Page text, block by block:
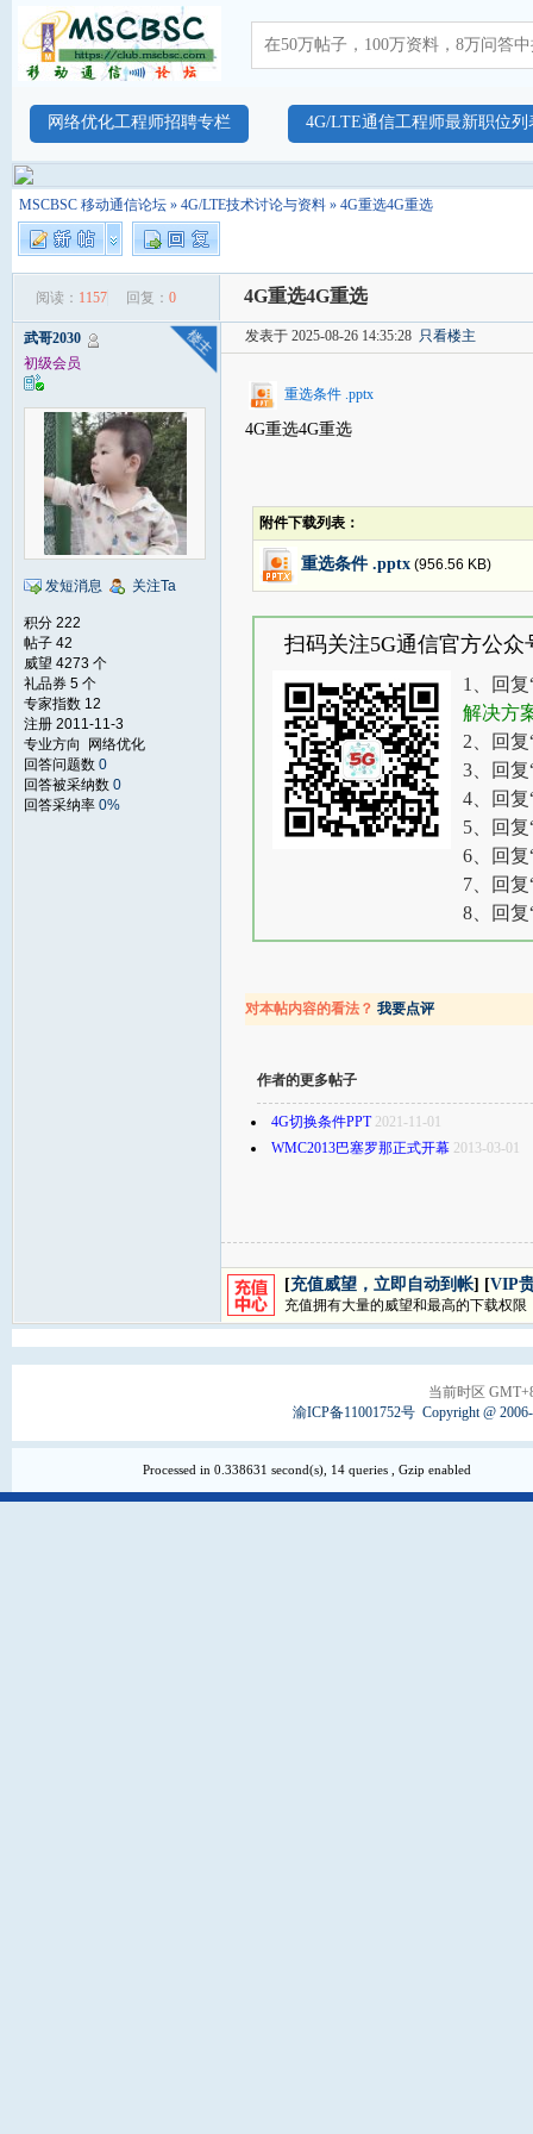
网络优化工程师招聘专栏 4G/LTE通信工程师最新职位列
MSCBSC 移动通信论坛 » 4G/LTE技术讨论与资料 » 4G重选4G重选
阅读： 1157 回复： 0 4G重选4G重选
武哥2030
初级会员
发短消息 关注Ta
积分 222
帖子 42
威望 4273 个
礼品券 5 个
专家指数 12
注册 2011-11-3
专业方向 网络优化
回答问题数 0
回答被采纳数 0
回答采纳率 0%
发表于 2025-08-26 14:35:28 只看楼主
重选条件 .pptx
4G重选4G重选
附件下载列表：
重选条件 .pptx (956.56 KB)
扫码关注5G通信官方公
1、回复
解决方
2、回复
3、回复
4、回复
5、回复
6、回复
7、回复
8、回复
对本帖内容的看法？ 我要点评
作者的更多帖子
4G切换条件PPT 2021-11-01
WMC2013巴塞罗那正式开幕 2013-03-01
[充值威望，立即自动到帐] [VIP
充值拥有大量的威望和最高的下载权限
当前时区
渝ICP备11001752号 Copyright @
Processed in 0.338631 second(s), 14 queries , Gzip enabled